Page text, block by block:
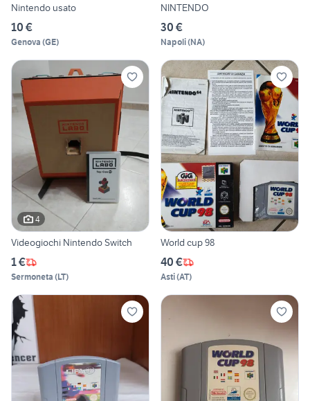
Nintendo usato
10 €
Genova (GE)
NINTENDO
30 €
Napoli(NA)
4
Videogiochi Nintendo Switch
1 €
Sermoneta (LT)
World cup 98
40 €
Asti(AT)